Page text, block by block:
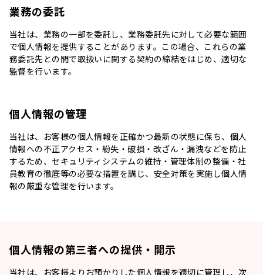
業務の委託
当社は、業務の一部を委託し、業務委託先に対して必要な範囲
で個人情報を提供することがあります。この場合、これらの業
務委託先との間で取扱いに関する契約の締結をはじめ、適切な
監督を行います。
個人情報の管理
当社は、お客様の個人情報を正確かつ最新の状態に保ち、個人
情報への不正アクセス・紛失・破損・改ざん・漏洩などを防止
するため、セキュリティシステムの維持・管理体制の整備・社
員教育の徹底等の必要な措置を講じ、安全対策を実施し個人情
報の厳重な管理を行います。
個人情報の第三者への提供・開示
当社は、お客様よりお預かりした個人情報を適切に管理し、次